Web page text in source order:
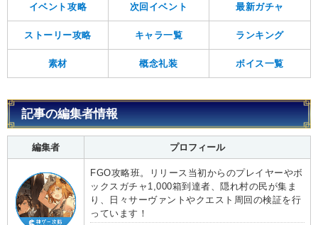
イベント攻略 次回イベント 最新ガチャ
ストーリー攻略 キャラ一覧 ランキング
素材 概念礼装 ボイス一覧
記事の編集者情報
編集者 プロフィール
FGO攻略班。リリース当初からのプレイヤーやボ
ックスガチャ1,000箱到達者、隠れ村の民が集ま
り、日々サーヴァントやクエスト周回の検証を行
っています！